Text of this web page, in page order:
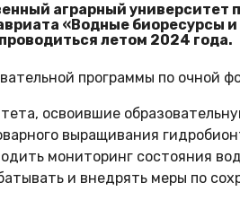
аграрный университет
«Водные биоресурсы
летом 2024 года.
программы по очной
освоившие
выращивания
мониторинг состояния
и внедрять меры по